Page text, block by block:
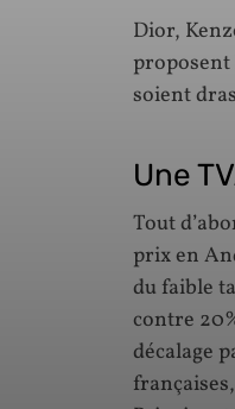
Dior,
proposent
soient
Une
Tout
prix en
du faible
contre
décalage